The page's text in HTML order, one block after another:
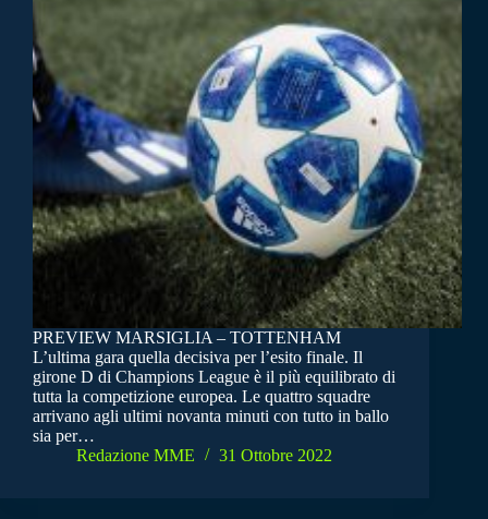
PREVIEW MARSIGLIA – TOTTENHAM
L’ultima gara quella decisiva per l’esito finale. Il
girone D di Champions League è il più equilibrato di
tutta la competizione europea. Le quattro squadre
arrivano agli ultimi novanta minuti con tutto in ballo
sia per…
Redazione MME
31 Ottobre 2022